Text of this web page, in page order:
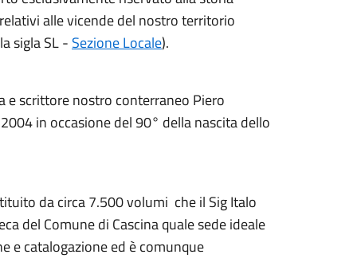
alle vicende del nostro territorio
sigla SL - Sezione Locale).
e scrittore nostro conterraneo Piero
in occasione del 90° della nascita dello
da circa 7.500 volumi che il Sig Italo
del Comune di Cascina quale sede ideale
e catalogazione ed è comunque